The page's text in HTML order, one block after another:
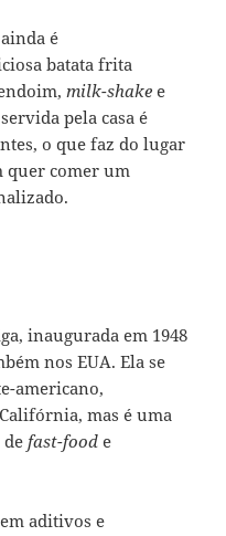
é
batata frita
milk-shake e
pela casa é
o que faz do lugar
quer comer um
inaugurada em 1948
nos EUA. Ela se
americano,
mas é uma
fast-food e
aditivos e